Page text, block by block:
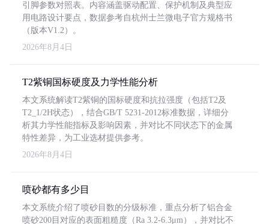
引脚参数对照表。内容涵盖驱动配置、保护机制及典型应
用电路设计要点，数据参考自杭州士兰微电子官方规格书
（版本V1.2）。
2026年8月4日
T2紫铜国标硬度及力学性能分析
本文系统解读T2紫铜的国标硬度和抗拉强度（包括T2及
T2_1/2H状态），结合GB/T 5231-2012标准数据，详细分
析其力学性能指标及影响因素，并对比不同状态下的金属
特性差异，为工业选材提供参考。
2026年8月4日
喷砂都有多少目
本文系统介绍了喷砂目数的分级标准，重点分析了铝合金
喷砂200目对应的表面粗糙度（Ra 3.2-6.3μm），并对比不